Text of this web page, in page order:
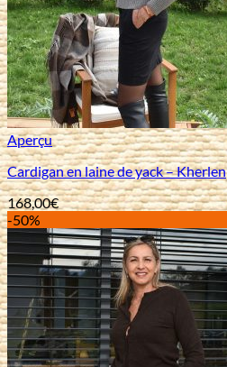
Aperçu
Cardigan en laine de yack – Kherlen
168,00€
-50%